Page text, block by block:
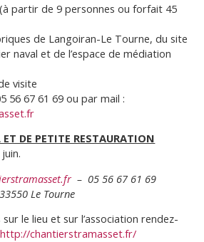
(à partir de 9 personnes ou forfait 45
de Langoiran-Le Tourne, du site
naval et de l’espace de médiation
visite
56 67 61 69 ou par mail :
ET DE PETITE RESTAURATION
– 05 56 67 61 69
Le Tourne
le lieu et sur l’association rendez-
http://chantierstramasset.fr/